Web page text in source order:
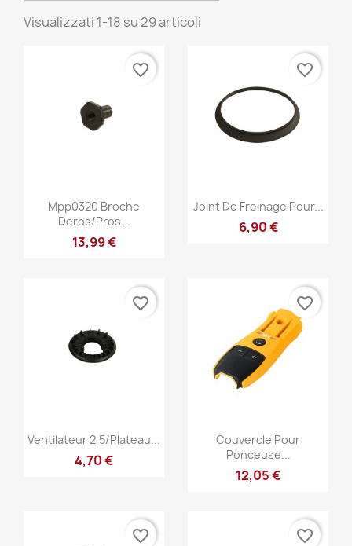
Visualizzati 1-18 su 29 articoli
Anteprima
Mpp0320 Broche
Deros/pros...
13,99 €
favorite_border
Anteprima
Joint De Freinage Pour...
6,90 €
favorite_border
Anteprima
Ventilateur 2,5/plateau...
4,70 €
favorite_border
Anteprima
Couvercle Pour
Ponceuse...
12,05 €
favorite_border
favorite_border favorite_border